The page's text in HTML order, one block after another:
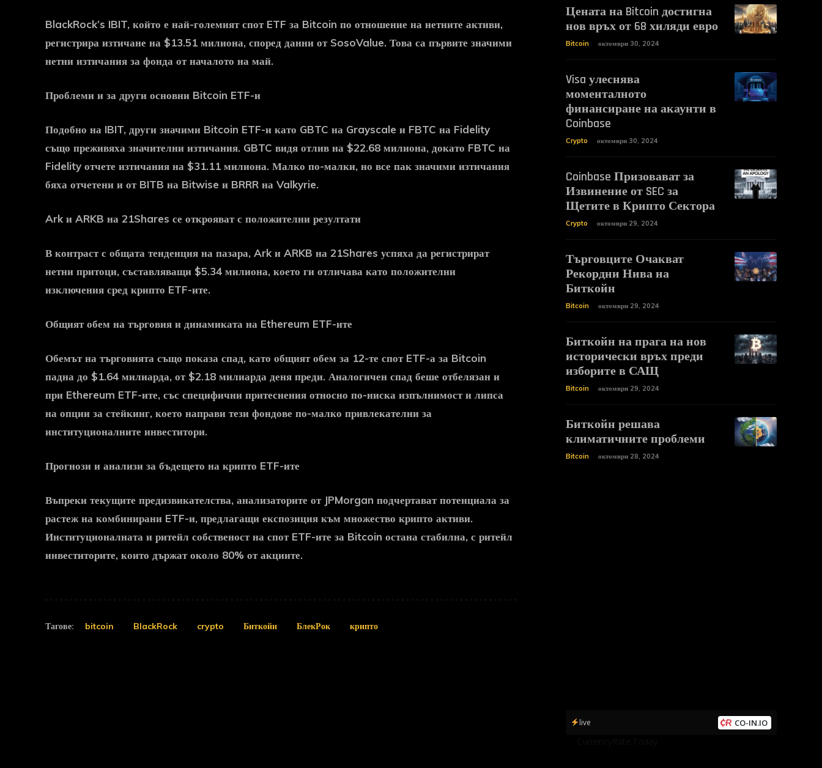
BlackRock’s IBIT, който е най-големият спот ETF за Bitcoin по отношение на нетните активи,
регистрира изтичане на $13.51 милиона, според данни от SosoValue. Това са първите значими
нетни изтичания за фонда от началото на май.
Проблеми и за други основни Bitcoin ETF-и
Подобно на IBIT, други значими Bitcoin ETF-и като GBTC на Grayscale и FBTC на Fidelity
също преживяха значителни изтичания. GBTC видя отлив на $22.68 милиона, докато FBTC на
Fidelity отчете изтичания на $31.11 милиона. Малко по-малки, но все пак значими изтичания
бяха отчетени и от BITB на Bitwise и BRRR на Valkyrie.
Ark и ARKB на 21Shares се открояват с положителни резултати
В контраст с общата тенденция на пазара, Ark и ARKB на 21Shares успяха да регистрират
нетни притоци, съставляващи $5.34 милиона, което ги отличава като положителни
изключения сред крипто ETF-ите.
Общият обем на търговия и динамиката на Ethereum ETF-ите
Обемът на търговията също показа спад, като общият обем за 12-те спот ETF-а за Bitcoin
падна до $1.64 милиарда, от $2.18 милиарда деня преди. Аналогичен спад беше отбелязан и
при Ethereum ETF-ите, със специфични притеснения относно по-ниска изпълнимост и липса
на опции за стейкинг, което направи тези фондове по-малко привлекателни за
институционалните инвеститори.
Прогнози и анализи за бъдещето на крипто ETF-ите
Въпреки текущите предизвикателства, анализаторите от JPMorgan подчертават потенциала за
растеж на комбинирани ETF-и, предлагащи експозиция към множество крипто активи.
Институционалната и ритейл собственост на спот ETF-ите за Bitcoin остана стабилна, с ритейл
инвеститорите, които държат около 80% от акциите.
Тагове: bitcoin BlackRock crypto Биткойн БлекРок крипто
Цената на Bitcoin достигна
нов връх от 68 хиляди евро
Bitcoin октомври 30, 2024
Visa улеснява
моменталното
финансиране на акаунти в
Coinbase
Crypto октомври 30, 2024
Coinbase Призовават за
Извинение от SEC за
Щетите в Крипто Сектора
Crypto октомври 29, 2024
Търговците Очакват
Рекордни Нива на
Биткойн
Bitcoin октомври 29, 2024
Биткойн на прага на нов
исторически връх преди
изборите в САЩ
Bitcoin октомври 29, 2024
Биткойн решава
климатичните проблеми
Bitcoin октомври 28, 2024
live CO-IN.IO